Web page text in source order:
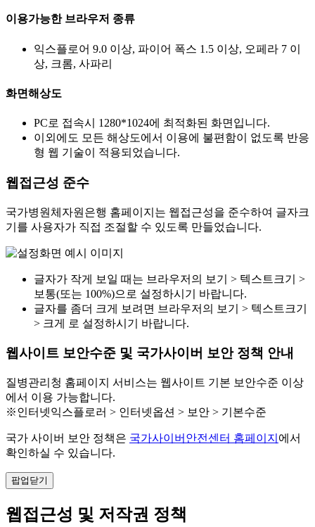
이용가능한 브라우저 종류
익스플로어 9.0 이상, 파이어 폭스 1.5 이상, 오페라 7 이
상, 크롬, 사파리
화면해상도
PC로 접속시 1280*1024에 최적화된 화면입니다.
이외에도 모든 해상도에서 이용에 불편함이 없도록 반응
형 웹 기술이 적용되었습니다.
웹접근성 준수
국가병원체자원은행 홈페이지는 웹접근성을 준수하여 글자크
기를 사용자가 직접 조절할 수 있도록 만들었습니다.
글자가 작게 보일 때는 브라우저의 보기 > 텍스트크기 >
보통(또는 100%)으로 설정하시기 바랍니다.
글자를 좀더 크게 보려면 브라우저의 보기 > 텍스트크기
> 크게 로 설정하시기 바랍니다.
웹사이트 보안수준 및 국가사이버 보안 정책 안내
질병관리청 홈페이지 서비스는 웹사이트 기본 보안수준 이상
에서 이용 가능합니다.
※인터넷익스플로러 > 인터넷옵션 > 보안 > 기본수준
국가 사이버 보안 정책은 국가사이버안전센터 홈페이지 에서
확인하실 수 있습니다.
팝업닫기
웹접근성 및 저작권 정책